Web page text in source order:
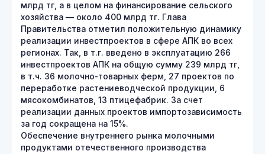
млрд тг, а в целом на финансирование сельского
хозяйства — около 400 млрд тг. Глава
Правительства отметил положительную динамику
реализации инвестпроектов в сфере АПК во всех
регионах. Так, в т.г. введено в эксплуатацию 266
инвестпроектов АПК на общую сумму 239 млрд тг,
в т.ч. 36 молочно-товарных ферм, 27 проектов по
переработке растениеводческой продукции, 6
мясокомбинатов, 13 птицефабрик. За счет
реализации данных проектов импортозависимость
за год сокращена на 15%.
Обеспечение внутреннего рынка молочными
продуктами отечественного производства